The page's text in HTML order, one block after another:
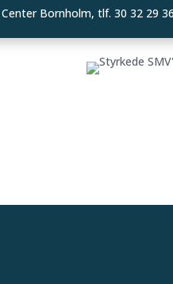
Bornholm, tlf. 30 32 29